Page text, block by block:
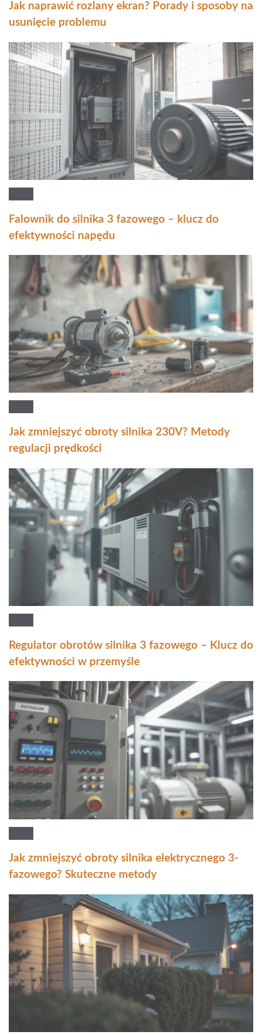
Jak naprawić rozlany ekran? Porady i sposoby na
usunięcie problemu
Falownik do silnika 3 fazowego – klucz do
efektywności napędu
Jak zmniejszyć obroty silnika 230V? Metody
regulacji prędkości
Regulator obrotów silnika 3 fazowego – Klucz do
efektywności w przemyśle
Jak zmniejszyć obroty silnika elektrycznego 3-
fazowego? Skuteczne metody